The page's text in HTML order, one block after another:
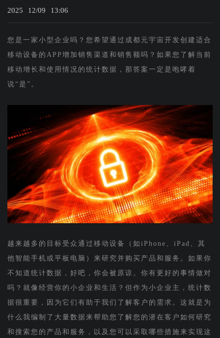
2025 12/09 13:06
您是一家小型企业吗？您希望通过成都元宇宙开发创建适合
移动设备的APP增加销售渠道和销售额吗？如果您了解当前
移动增长和使用情况的统计数据，那答案一定是咆哮着
说“是”。
越来越多的目标受众通过移动设备（如iPhone、iPad、其
他智能手机或平板电脑）来研究并购买产品和服务。如果你
不知道统计数据，好吧，你会被原谅。你有更好的事情做对
吗？就像经营你的小企业和生活？但作为小企业主，统计数
据很重要，因为它们有助于我们了解客户的需求。这就是为
什么我编制了大量数据来帮助您了解您的潜在客户如何研究
和搜索您的产品和服务，以及您可以采取哪些措施来实现这